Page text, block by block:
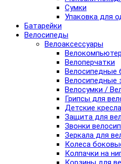
Сумки
Упаковка для
Батарейки
Велосипеды
Велоаксессуары
Велоперчатки
Велосипедные
Велосипедные
Велосумки /
Грипсы для
Детские
Защита для
Звонки
Зеркала для
Колеса
Колпачки на